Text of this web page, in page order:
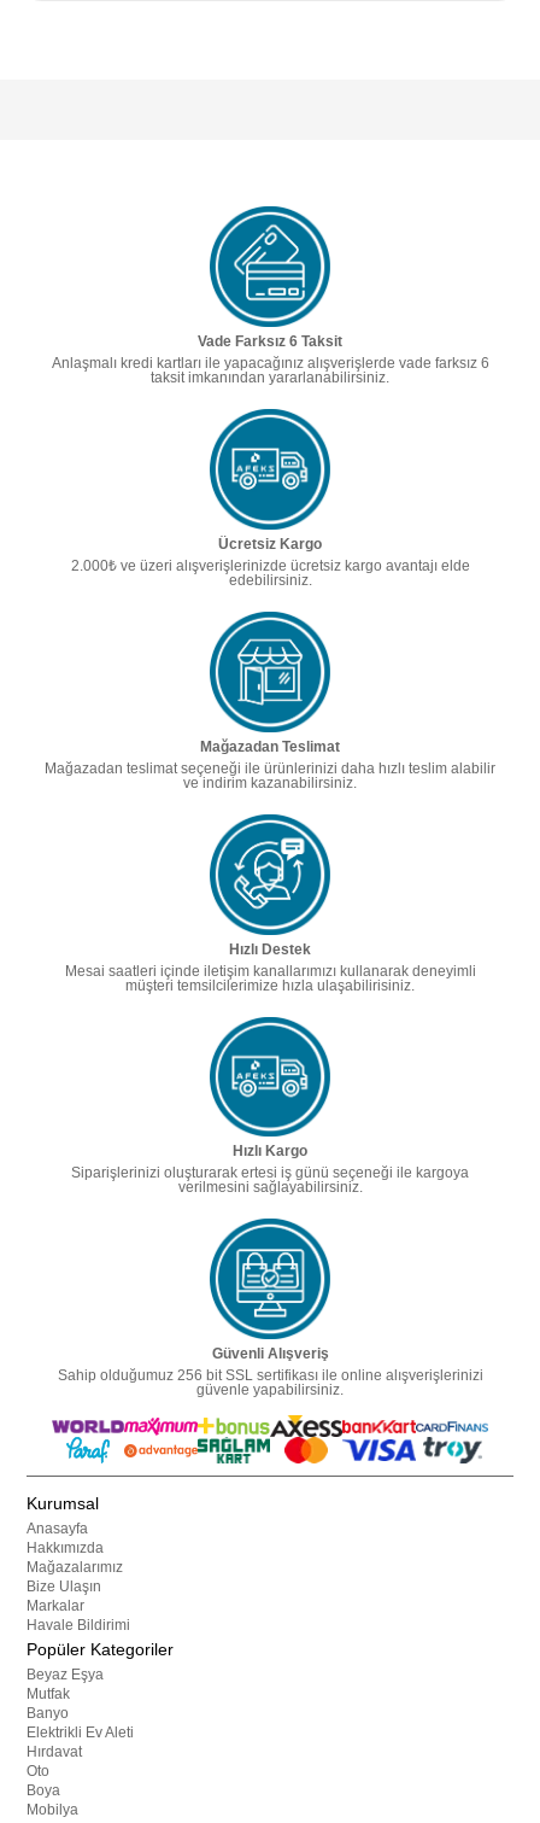
Vade Farksız 6 Taksit
Anlaşmalı kredi kartları ile yapacağınız alışverişlerde vade farksız 6
taksit imkanından yararlanabilirsiniz.
Ücretsiz Kargo
2.000₺ ve üzeri alışverişlerinizde ücretsiz kargo avantajı elde
edebilirsiniz.
Mağazadan Teslimat
Mağazadan teslimat seçeneği ile ürünlerinizi daha hızlı teslim alabilir
ve indirim kazanabilirsiniz.
Hızlı Destek
Mesai saatleri içinde iletişim kanallarımızı kullanarak deneyimli
müşteri temsilcilerimize hızla ulaşabilirisiniz.
Hızlı Kargo
Siparişlerinizi oluşturarak ertesi iş günü seçeneği ile kargoya
verilmesini sağlayabilirsiniz.
Güvenli Alışveriş
Sahip olduğumuz 256 bit SSL sertifikası ile online alışverişlerinizi
güvenle yapabilirsiniz.
Kurumsal
Anasayfa
Hakkımızda
Mağazalarımız
Bize Ulaşın
Markalar
Havale Bildirimi
Popüler Kategoriler
Beyaz Eşya
Mutfak
Banyo
Elektrikli Ev Aleti
Hırdavat
Oto
Boya
Mobilya